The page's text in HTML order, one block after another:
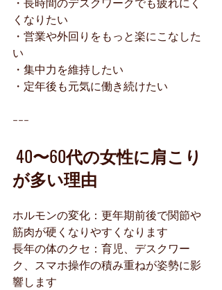
くなりたい
・営業や外回りをもっと楽にこなした
い
・集中力を維持したい
・定年後も元気に働き続けたい
---
40〜60代の女性に肩こり
が多い理由
ホルモンの変化：更年期前後で関節や
筋肉が硬くなりやすくなります
長年の体のクセ：育児、デスクワー
ク、スマホ操作の積み重ねが姿勢に影
響します